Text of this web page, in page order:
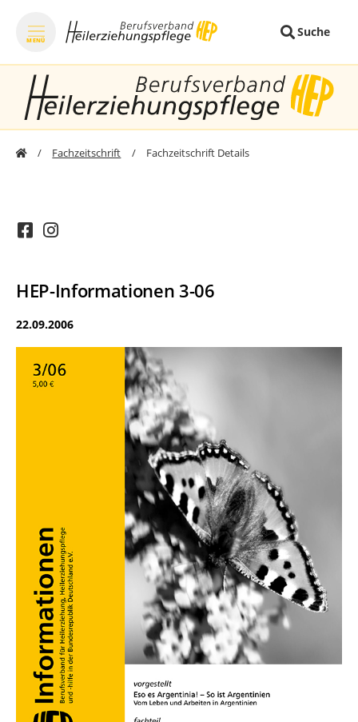
MENÜ
Suche
zum Inhalt springen
Fachzeitschrift Fachzeitschrift Details
HEP-Informationen 3-06
22.09.2006